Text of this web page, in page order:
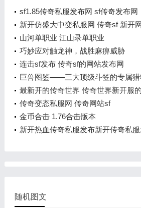
sf1.85传奇私服发布网 sf传奇发布网
新开仿盛大中变私服网 传奇sf 新开
山河单职业 江山录单职业
巧妙应对触龙神，战胜麻痹威胁
连击sf发布 传奇sf的网站发布网
巨兽图鉴——三大顶级斗笠的专属猎
最新开的传奇世界 传奇世界新开服
传奇变态私服网 传奇网站sf
金币合击 1.76合击版本
新开热血传奇私服发布新开传奇私
随机图文